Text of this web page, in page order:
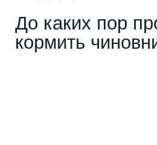
До каких пор
кормить